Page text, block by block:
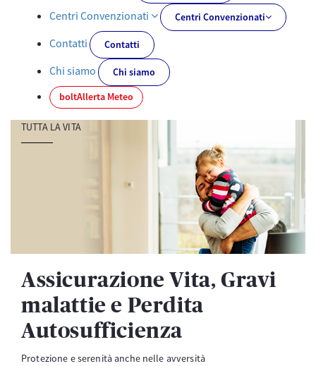
Centri Convenzionati Centri Convenzionati
Contatti Contatti
Chi siamo
Chi siamo
boltAllerta Meteo
TUTTA LA VITA
Assicurazione Vita, Gravi
malattie e Perdita
Autosufficienza
Protezione e serenità anche nelle avversità